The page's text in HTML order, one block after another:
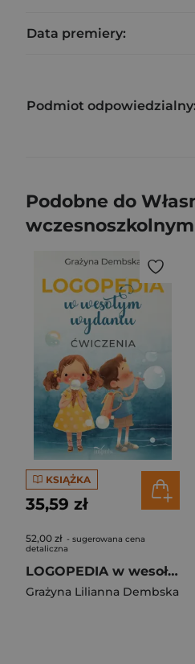
Data premiery:
Podmiot odpowiedzialny:
Podobne do
wczesnoszkolnym
KSIĄŻKA
35,59 zł
52,00 zł - sugerowana cena
detaliczna
LOGOPEDIA w wesołym wydaniu ćwiczenia
Grażyna Lilianna Dembska